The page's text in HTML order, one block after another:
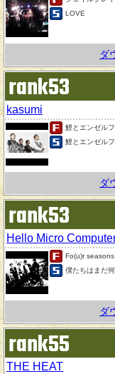
LOVE
ダ
rank53
kasumi
鯉とエンゼル
鯉とエンゼル
ダ
rank53
Hello Micro
Fo(u)r seasons
僕たちはまだ
ダ
rank55
THE HEAT